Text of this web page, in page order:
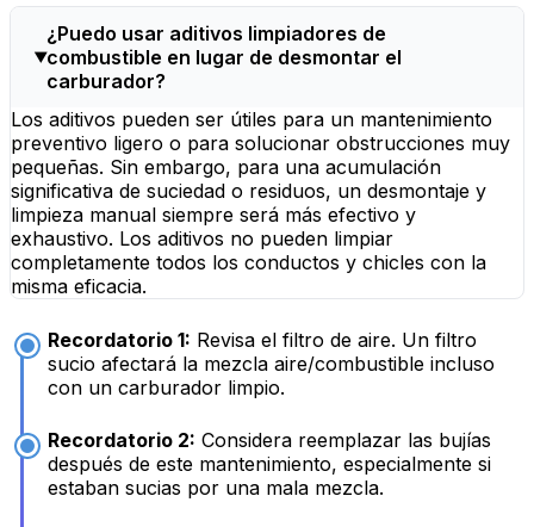
¿Puedo usar aditivos limpiadores de
combustible en lugar de desmontar el
carburador?
Los aditivos pueden ser útiles para un mantenimiento
preventivo ligero o para solucionar obstrucciones muy
pequeñas. Sin embargo, para una acumulación
significativa de suciedad o residuos, un desmontaje y
limpieza manual siempre será más efectivo y
exhaustivo. Los aditivos no pueden limpiar
completamente todos los conductos y chicles con la
misma eficacia.
Recordatorio 1: Revisa el filtro de aire. Un filtro
sucio afectará la mezcla aire/combustible incluso
con un carburador limpio.
Recordatorio 2: Considera reemplazar las bujías
después de este mantenimiento, especialmente si
estaban sucias por una mala mezcla.